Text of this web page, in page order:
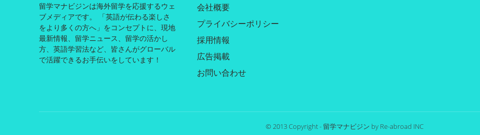
留学マナビジンは海外留学を応援するウェ
ブメディアです。 「英語が伝わる楽しさ
をより多くの方へ」をコンセプトに、現地
最新情報、留学ニュース、留学の活かし
方、英語学習法など、皆さんがグローバル
で活躍できるお手伝いをしています！
会社概要
プライバシーポリシー
採用情報
広告掲載
お問い合わせ
© 2013 Copyright - 留学マナビジン by Re-abroad INC